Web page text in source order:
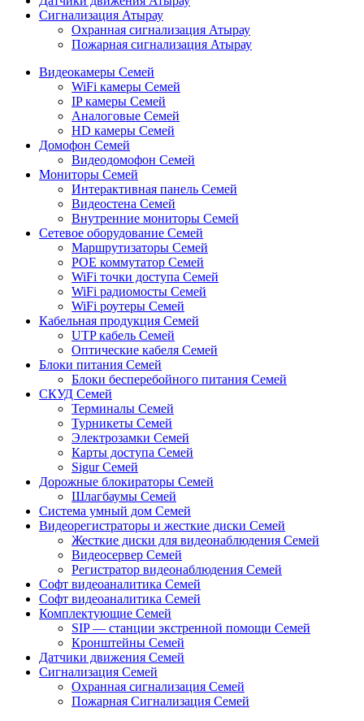
Сигнализация Атырау
Охранная сигнализация Атырау
Пожарная сигнализация Атырау
Видеокамеры Семей
WiFi камеры Семей
IP камеры Семей
Аналоговые Семей
HD камеры Семей
Домофон Семей
Видеодомофон Семей
Мониторы Семей
Интерактивная панель Семей
Видеостена Семей
Внутренние мониторы Семей
Сетевое оборудование Семей
Маршрутизаторы Семей
POE коммутатор Семей
WiFi точки доступа Семей
WiFi радиомосты Семей
WiFi роутеры Семей
Кабельная продукция Семей
UTP кабель Семей
Оптические кабеля Семей
Блоки питания Семей
Блоки бесперебойного питания Семей
СКУД Семей
Терминалы Семей
Турникеты Семей
Электрозамки Семей
Карты доступа Семей
Sigur Семей
Дорожные блокираторы Семей
Шлагбаумы Семей
Система умный дом Семей
Видеорегистраторы и жесткие диски Семей
Жесткие диски для видеонаблюдения Семей
Видеосервер Семей
Регистратор видеонаблюдения Семей
Софт видеоаналитика Семей
Софт видеоаналитика Семей
Комплектующие Семей
SIP — станции экстренной помощи Семей
Кронштейны Семей
Датчики движения Семей
Сигнализация Семей
Охранная сигнализация Семей
Пожарная Сигнализация Семей